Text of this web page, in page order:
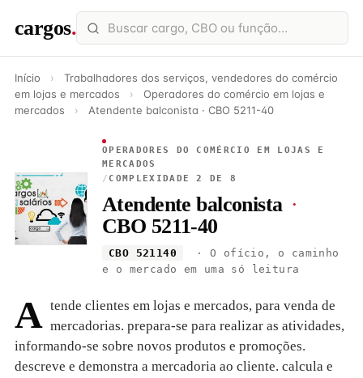
cargos.
Início ›
Trabalhadores dos serviços, vendedores do comércio
em lojas e mercados
›
Operadores do comércio em lojas e
mercados
› Atendente balconista · CBO 5211-40
OPERADORES DO COMÉRCIO EM LOJAS E
MERCADOS
/ COMPLEXIDADE 2 DE 8
Atendente balconista ·
CBO 5211-40
CBO 521140
· O ofício, o caminho
e o mercado em uma só leitura
A tende clientes em lojas e mercados, para venda de
mercadorias. prepara-se para realizar as atividades,
informando-se sobre novos produtos e promoções.
descreve e demonstra a mercadoria ao cliente. calcula e